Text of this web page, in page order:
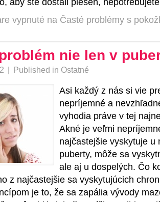
vypnuté na Časté problémy s
nie len v
| Published in Ostatné
Asi každý z nás si vie
nepríjemné a
vyhodia práve v tej
Akné je veľmi
najčastejšie vyskytuje
puberty, môže sa
ale aj u dospelých. Čo
z najčastejšie sa vyskytujúcich
je to, že sa zapália vývody